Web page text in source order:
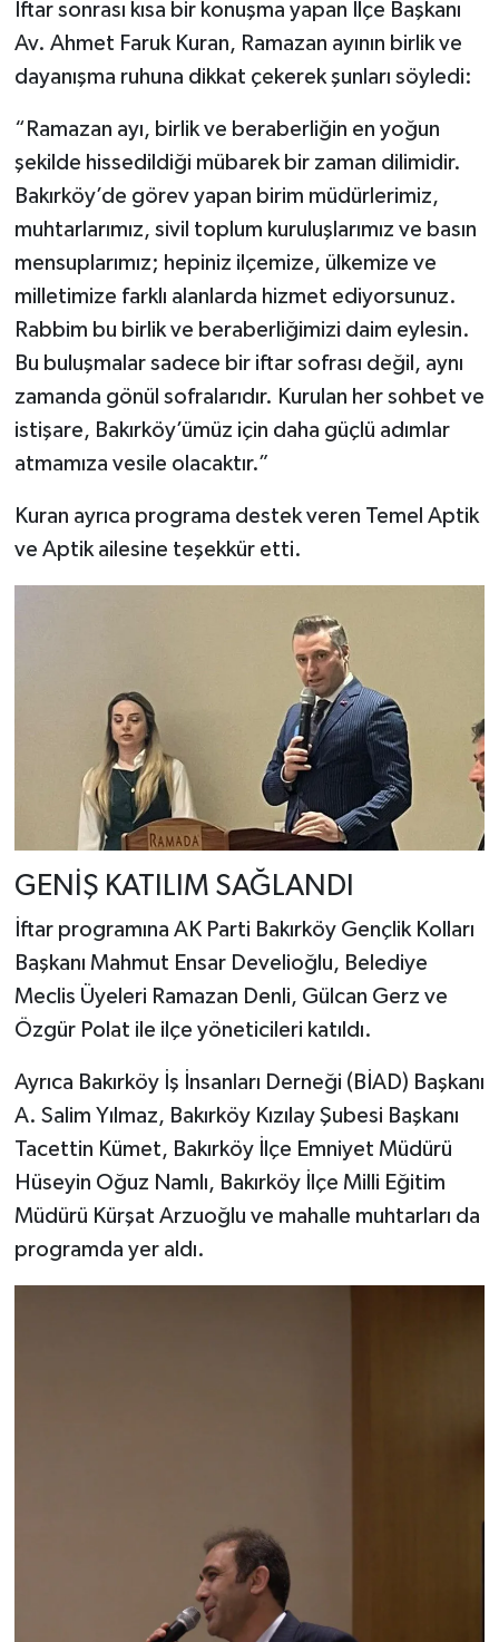
İftar sonrası kısa bir konuşma yapan İlçe Başkanı
Av. Ahmet Faruk Kuran, Ramazan ayının birlik ve
dayanışma ruhuna dikkat çekerek şunları söyledi:
“Ramazan ayı, birlik ve beraberliğin en yoğun
şekilde hissedildiği mübarek bir zaman dilimidir.
Bakırköy’de görev yapan birim müdürlerimiz,
muhtarlarımız, sivil toplum kuruluşlarımız ve basın
mensuplarımız; hepiniz ilçemize, ülkemize ve
milletimize farklı alanlarda hizmet ediyorsunuz.
Rabbim bu birlik ve beraberliğimizi daim eylesin.
Bu buluşmalar sadece bir iftar sofrası değil, aynı
zamanda gönül sofralarıdır. Kurulan her sohbet ve
istişare, Bakırköy’ümüz için daha güçlü adımlar
atmamıza vesile olacaktır.”
Kuran ayrıca programa destek veren Temel Aptik
ve Aptik ailesine teşekkür etti.
GENİŞ KATILIM SAĞLANDI
İftar programına AK Parti Bakırköy Gençlik Kolları
Başkanı Mahmut Ensar Develioğlu, Belediye
Meclis Üyeleri Ramazan Denli, Gülcan Gerz ve
Özgür Polat ile ilçe yöneticileri katıldı.
Ayrıca Bakırköy İş İnsanları Derneği (BİAD) Başkanı
A. Salim Yılmaz, Bakırköy Kızılay Şubesi Başkanı
Tacettin Kümet, Bakırköy İlçe Emniyet Müdürü
Hüseyin Oğuz Namlı, Bakırköy İlçe Milli Eğitim
Müdürü Kürşat Arzuoğlu ve mahalle muhtarları da
programda yer aldı.